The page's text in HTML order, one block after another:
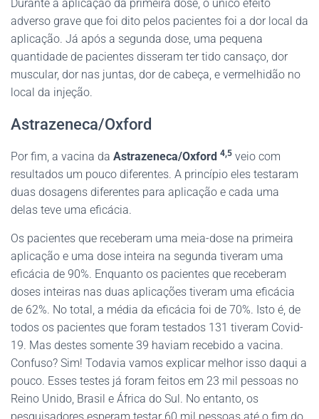
Durante a aplicação da primeira dose, o único efeito
adverso grave que foi dito pelos pacientes foi a dor local da
aplicação. Já após a segunda dose, uma pequena
quantidade de pacientes disseram ter tido cansaço, dor
muscular, dor nas juntas, dor de cabeça, e vermelhidão no
local da injeção.
Astrazeneca/Oxford
Por fim, a vacina da Astrazeneca/Oxford 4,5 veio com
resultados um pouco diferentes. A princípio eles testaram
duas dosagens diferentes para aplicação e cada uma
delas teve uma eficácia.
Os pacientes que receberam uma meia-dose na primeira
aplicação e uma dose inteira na segunda tiveram uma
eficácia de 90%. Enquanto os pacientes que receberam
doses inteiras nas duas aplicações tiveram uma eficácia
de 62%. No total, a média da eficácia foi de 70%. Isto é, de
todos os pacientes que foram testados 131 tiveram Covid-
19. Mas destes somente 39 haviam recebido a vacina.
Confuso? Sim! Todavia vamos explicar melhor isso daqui a
pouco. Esses testes já foram feitos em 23 mil pessoas no
Reino Unido, Brasil e África do Sul. No entanto, os